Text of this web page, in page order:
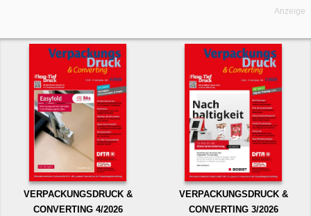
Anzeige
VERPACKUNGSDRUCK &
CONVERTING 4/2026
VERPACKUNGSDRUCK &
CONVERTING 3/2026